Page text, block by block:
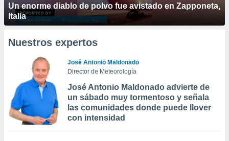
Un enorme diablo de polvo fue avistado en Zapponeta,
Italia
Nuestros expertos
José Antonio Maldonado
Director de Meteorología
José Antonio Maldonado advierte de
un sábado muy tormentoso y señala
las comunidades donde puede llover
con intensidad